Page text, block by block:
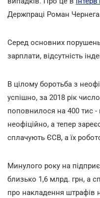
Держпраці Роман
Серед основних
зарплати, відсутність
В цілому боротьба з
успішно, за 2018 рік
поповнилося на 400 тис
неофіційно, а тепер
сплачують ЄСВ, а їх
Минулого року на
близько 1,6 млрд. грн, а
про накладення штрафів